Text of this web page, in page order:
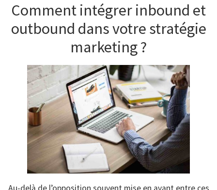
Comment intégrer inbound et
outbound dans votre stratégie
marketing ?